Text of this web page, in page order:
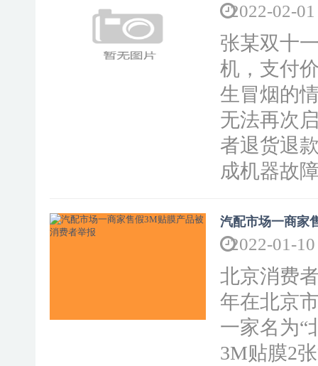
2022-02-01
张某双十
机，支付
生冒烟的
无法再次
者退货退
成机器故
汽配市场一商家
2022-01-10
北京消费
年在北京
一家名为“
3M贴膜2